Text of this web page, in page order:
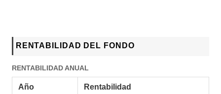
RENTABILIDAD DEL FONDO
RENTABILIDAD ANUAL
Año Rentabilidad